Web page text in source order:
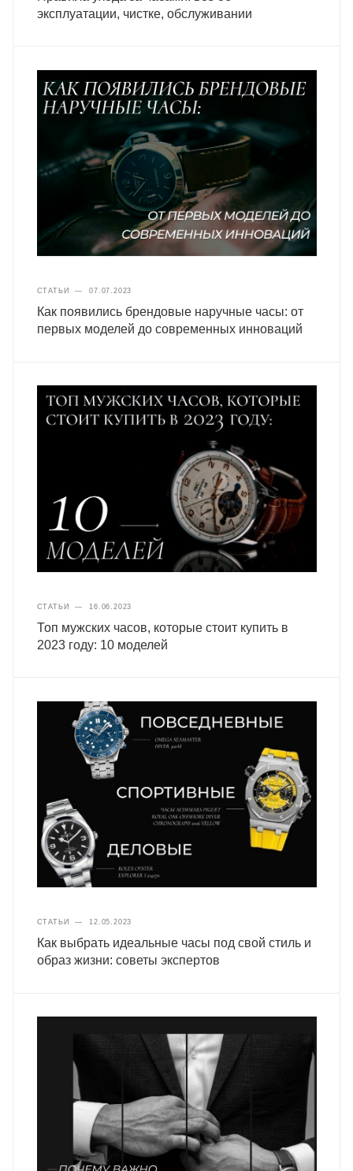
эксплуатации, чистке, обслуживании
СТАТЬИ — 07.07.2023
Как появились брендовые наручные часы: от
первых моделей до современных инноваций
СТАТЬИ — 16.06.2023
Топ мужских часов, которые стоит купить в
2023 году: 10 моделей
СТАТЬИ — 12.05.2023
Как выбрать идеальные часы под свой стиль и
образ жизни: советы экспертов